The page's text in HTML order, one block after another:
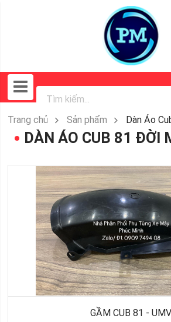
Trang chủ Sản phẩm Dàn Áo
DÀN ÁO CUB 81 ĐỜI
GẦM CUB 81 - UMV